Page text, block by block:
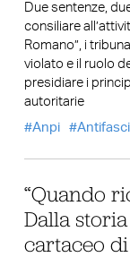
Due sentenze,
consiliare
Romano”, i
violato e il ruolo
presidiare i
autoritarie
Anpi
“Quando
Dalla
cartaceo